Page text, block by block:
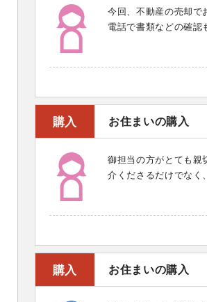
今回、不動産の売却で
電話で書類などの確認
購入 お住まいの購入
御担当の方がとても親
介くださるだけでなく
購入 お住まいの購入